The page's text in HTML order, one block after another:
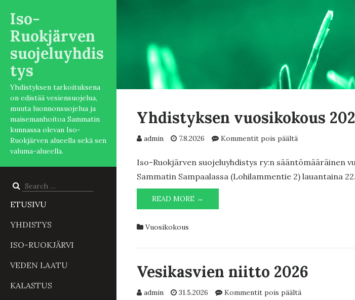
Iso-
Ruokjärven
suojeluyhdis
tys
Yhdistyksen tarkoituksena
on edistää vesiensuojelua,
muuta luonnonsuojelua ja
maisemanhoitoa Sammatin
kunnassa olevan Iso-
Ruokjärven alueella sekä sen
valuma-alueella.
Search
ETUSIVU
YHDISTYS
ISO-RUOKJÄRVI
VEDEN LAATU
KALASTUS
Yhdistyksen vuosikokous
admin 7.8.2026 Kommentit pois päältä
vuosikokous
Iso-Ruokjärven suojeluyhdistys ry:n sääntömääräinen
Sammatin Sampaalassa (Lohilammentie 2) lauantaina
READ MORE →
VUOSIKOKOUS
Vuosikokous
Vesikasvien niitto 2026
admin 31.5.2026 Kommentit pois päältä